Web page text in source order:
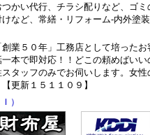
かい代行、チラシ配りなど、ゴ
など、常繕・リフォーム-内外塗
業５０年」工務店として培ったお
本で即対応！！どこの頼めばい
タッフのみでお伺いします。女
更新１５１１０９】
）